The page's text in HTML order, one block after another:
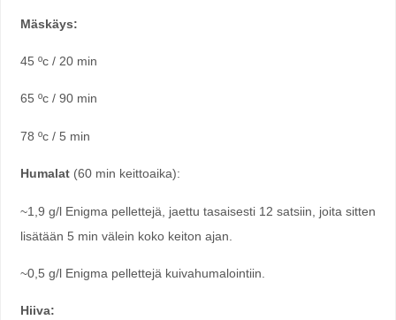
Mäskäys:
45 ºc / 20 min
65 ºc / 90 min
78 ºc / 5 min
Humalat (60 min keittoaika):
~1,9 g/l Enigma pellettejä, jaettu tasaisesti 12 satsiin, joita sitten
lisätään 5 min välein koko keiton ajan.
~0,5 g/l Enigma pellettejä kuivahumalointiin.
Hiiva: